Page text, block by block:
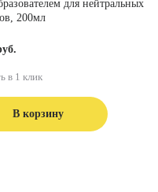
для нейтральных
200мл
В корзину
в 1 клик